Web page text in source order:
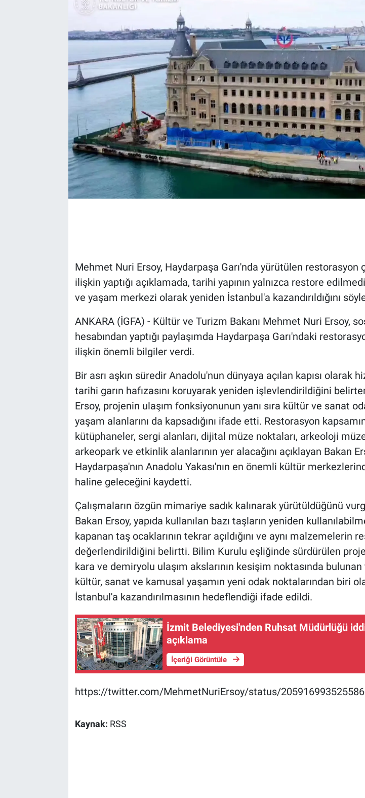
Mehmet Nuri Ersoy, Haydarpaşa Garı'nda yürütülen restorasyon
ilişkin yaptığı açıklamada, tarihi yapının yalnızca restore
ve yaşam merkezi olarak yeniden İstanbul'a kazandırıldığını
ANKARA (İGFA) - Kültür ve Turizm Bakanı Mehmet Nuri Ersoy,
hesabından yaptığı paylaşımda Haydarpaşa Garı'ndaki
ilişkin önemli bilgiler verdi.
Bir asrı aşkın süredir Anadolu'nun dünyaya açılan kapısı olarak
tarihi garın hafızasını koruyarak yeniden işlevlendirildiğini
Ersoy, projenin ulaşım fonksiyonunun yanı sıra kültür ve sanat
yaşam alanlarını da kapsadığını ifade etti. Restorasyon
kütüphaneler, sergi alanları, dijital müze noktaları, arkeoloji
arkeopark ve etkinlik alanlarının yer alacağını açıklayan Bakan
Haydarpaşa'nın Anadolu Yakası'nın en önemli kültür
haline geleceğini kaydetti.
Çalışmaların özgün mimariye sadık kalınarak yürütüldüğünü
Bakan Ersoy, yapıda kullanılan bazı taşların yeniden
kapanan taş ocaklarının tekrar açıldığını ve aynı malzemelerin
değerlendirildiğini belirtti. Bilim Kurulu eşliğinde sürdürülen
kara ve demiryolu ulaşım akslarının kesişim noktasında bulunan
kültür, sanat ve kamusal yaşamın yeni odak noktalarından biri
İstanbul'a kazandırılmasının hedeflendiği ifade edildi.
İzmit Belediyesi'nden Ruhsat Müdürlüğü
açıklama
İçeriği Görüntüle
https://twitter.com/MehmetNuriErsoy/status/
Kaynak: RSS